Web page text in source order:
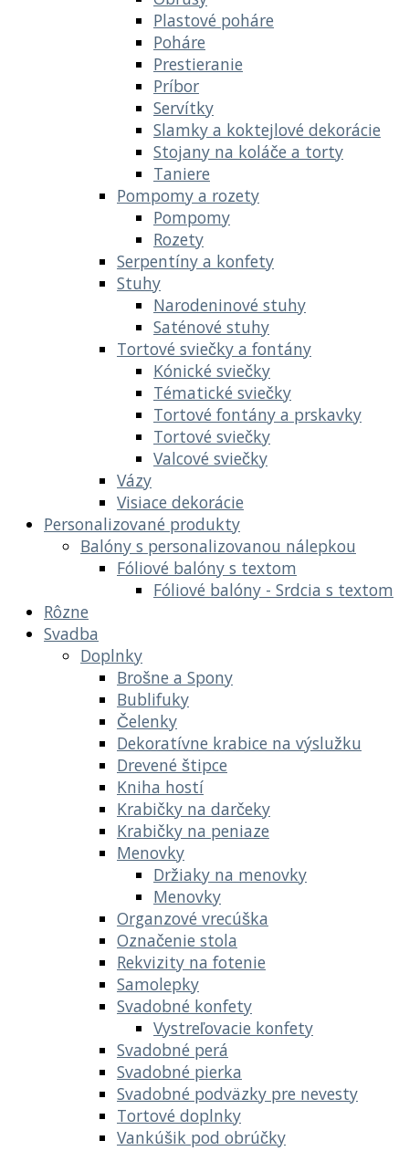
Plastové poháre
Poháre
Prestieranie
Príbor
Servítky
Slamky a koktejlové dekorácie
Stojany na koláče a torty
Taniere
Pompomy a rozety
Pompomy
Rozety
Serpentíny a konfety
Stuhy
Narodeninové stuhy
Saténové stuhy
Tortové sviečky a fontány
Kónické sviečky
Tématické sviečky
Tortové fontány a prskavky
Tortové sviečky
Valcové sviečky
Vázy
Visiace dekorácie
Personalizované produkty
Balóny s personalizovanou nálepkou
Fóliové balóny s textom
Fóliové balóny - Srdcia s textom
Rôzne
Svadba
Doplnky
Brošne a Spony
Bublifuky
Čelenky
Dekoratívne krabice na výslužku
Drevené štipce
Kniha hostí
Krabičky na darčeky
Krabičky na peniaze
Menovky
Držiaky na menovky
Menovky
Organzové vrecúška
Označenie stola
Rekvizity na fotenie
Samolepky
Svadobné konfety
Vystreľovacie konfety
Svadobné perá
Svadobné pierka
Svadobné podväzky pre nevesty
Tortové doplnky
Vankúšik pod obrúčky